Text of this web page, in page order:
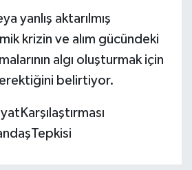
yanlış aktarılmış
krizin ve alım gücündeki
algı oluşturmak için
belirtiyor.